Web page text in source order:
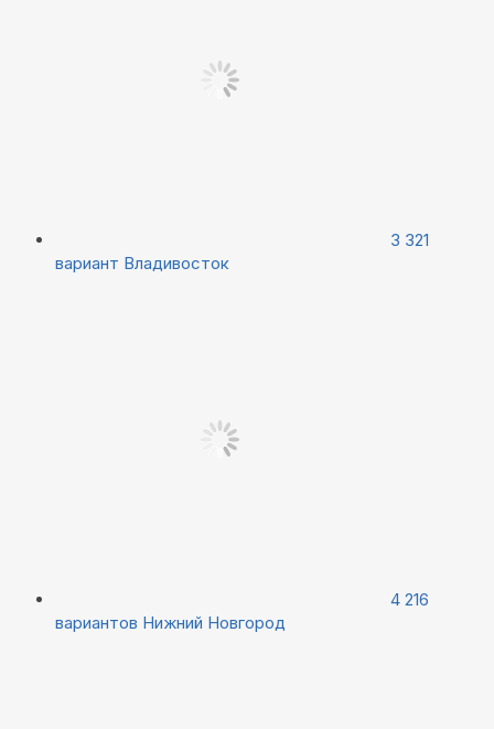
3 321
вариант Владивосток
4 216
вариантов Нижний Новгород